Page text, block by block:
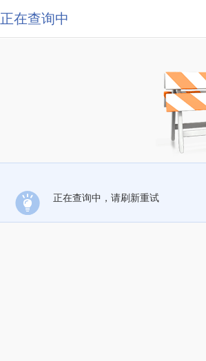
正在查询中
正在查询中，请刷新重试